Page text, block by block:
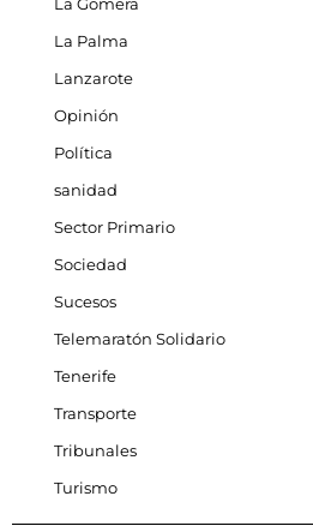
La Gomera
La Palma
Lanzarote
Opinión
Política
sanidad
Sector Primario
Sociedad
Sucesos
Telemaratón Solidario
Tenerife
Transporte
Tribunales
Turismo